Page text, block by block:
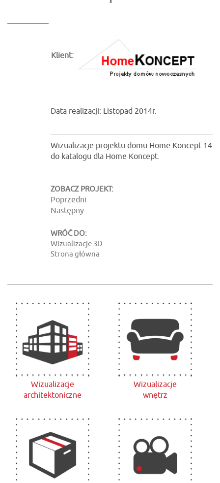
Klient:
Data realizacji: Listopad 2014r.
Wizualizacje projektu domu Home Koncept 14
do katalogu dla Home Koncept.
ZOBACZ PROJEKT:
Poprzedni
Następny
WRÓĆ DO:
Wizualizacje 3D
Strona główna
Wizualizacje
architektoniczne
Wizualizacje
wnętrz